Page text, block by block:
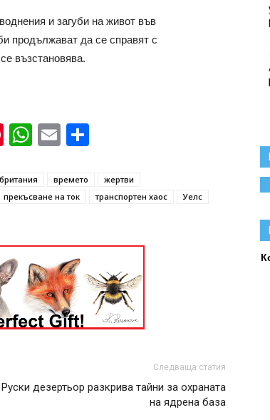
и загуби на живот във
продължават да се справят с
възстановява.
Pinterest
WhatsApp
Email
времето
жертви
прекъсване на ток транспортен хаос
Уелс
Следваща статия
Руски дезертьор разкрива тайни за охраната
на ядрена база